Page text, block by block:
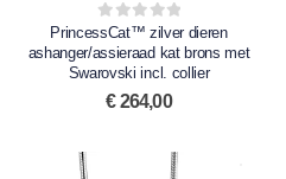
0out of 5
PrincessCat™ zilver dieren
ashanger/assieraad kat brons met
Swarovski incl. collier
€264,00